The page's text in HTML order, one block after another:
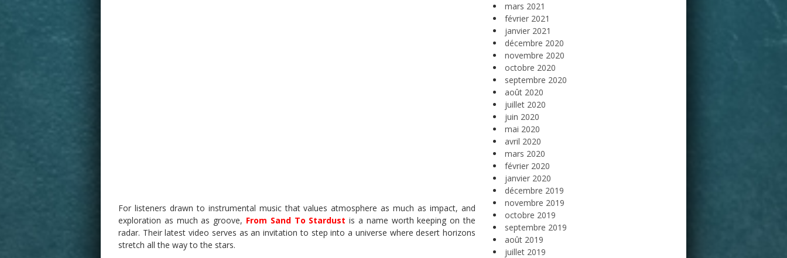
For listeners drawn to instrumental music that values atmosphere as much as impact, and
exploration as much as groove, From Sand To Stardust is a name worth keeping on the
radar. Their latest video serves as an invitation to step into a universe where desert horizons
stretch all the way to the stars.
mars 2021
février 2021
janvier 2021
décembre 2020
novembre 2020
octobre 2020
septembre 2020
août 2020
juillet 2020
juin 2020
mai 2020
avril 2020
mars 2020
février 2020
janvier 2020
décembre 2019
novembre 2019
octobre 2019
septembre 2019
août 2019
juillet 2019